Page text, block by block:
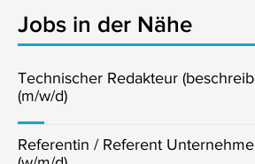
Jobs in der Nähe
Technischer Redakteur
(m/w/d)
Referentin / Referent